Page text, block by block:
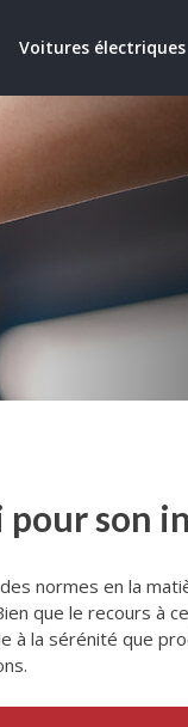
Voitures électriques
pour son
normes en la
que le recours à
à la sérénité que